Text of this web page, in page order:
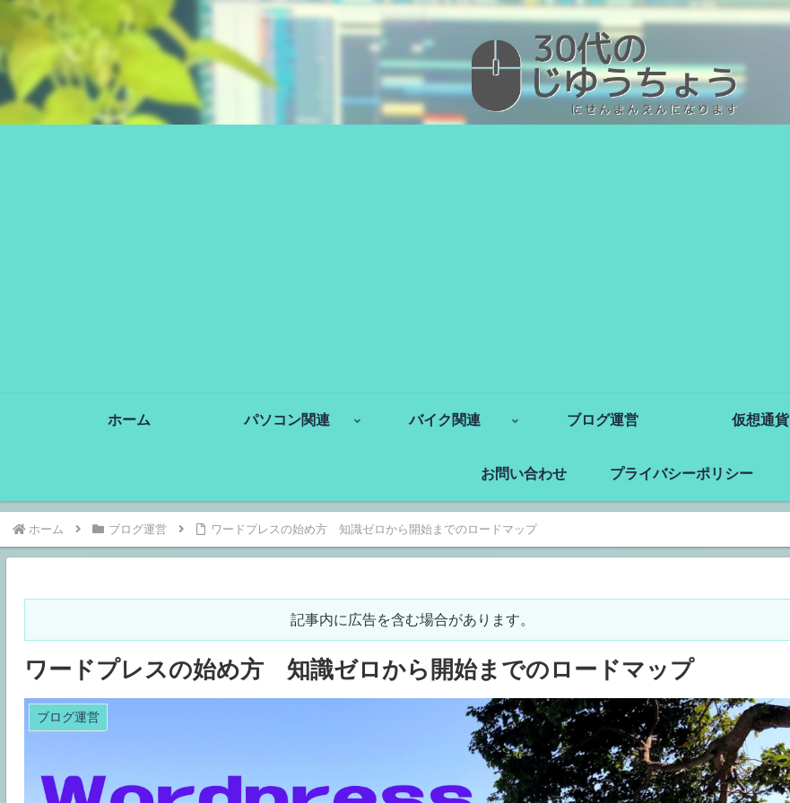
ホーム パソコン関連 バイク関連 ブログ運営 仮想通貨
お問い合わせ プライバシーポリシー
ホーム ブログ運営 ワードプレスの始め方 知識ゼロから開始までのロードマップ
記事内に広告を含む場合があります。
ワードプレスの始め方 知識ゼロから開始までのロードマップ
ブログ運営